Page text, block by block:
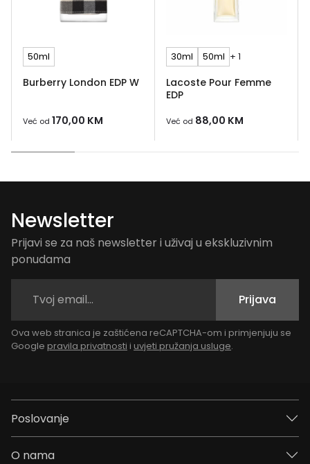
50ml
Burberry London EDP W
Već od 170,00 KM
30ml 50ml + 1
Lacoste Pour Femme
EDP
Već od 88,00 KM
Newsletter
Prijavi se za naš newsletter i uživaj u ekskluzivnim
ponudama
Prijava
Ova web stranica je zaštićena reCAPTCHA-om i primjenjuju se
Google pravila privatnosti i uvjeti pružanja usluge.
Poslovanje
O nama